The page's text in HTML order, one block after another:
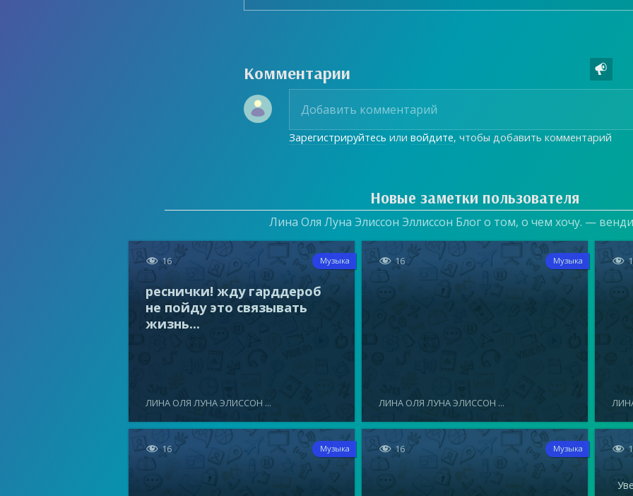
Комментарии 
Зарегистрируйтесь иливойдите, чтобы добавить комментарий
Новые заметки пользователя
Лина Оля Луна Элиссон Эллиссон Блог о том, о чем хочу. —
 16 Музыка
реснички! жду гарддероб
не пойду это связывать
жизнь...
ЛИНА ОЛЯ ЛУНА ЭЛИССОН ...
 16 Музыка
ЛИНА ОЛЯ ЛУНА ЭЛИССОН ...

 16 Музыка  16 Музыка 